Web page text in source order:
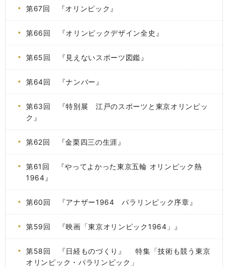
第67回 『オリンピック』
第66回 『オリンピックデザイン全史』
第65回 『見えないスポーツ図鑑』
第64回 『ナンバー』
第63回 『特別展 江戸のスポーツと東京オリンピッ
ク』
第62回 『金栗四三の生涯』
第61回 『やってよかった東京五輪 オリンピック熱
1964』
第60回 『アナザー1964 パラリンピック序章』
第59回 『映画「東京オリンピック1964」』
第58回 『日経ものづくり』 特集「技術も競う東京
オリンピック・パラリンピック」